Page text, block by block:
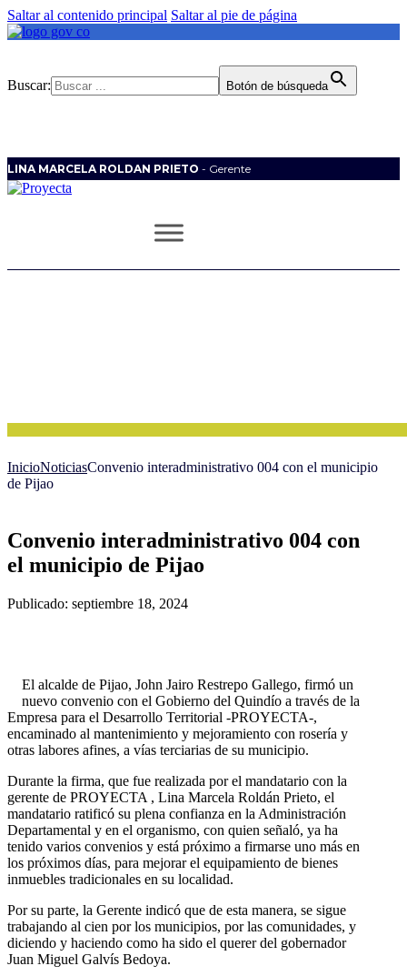
Saltar al contenido principal Saltar al pie de página
Buscar: Botón de búsqueda
LINA MARCELA ROLDAN PRIETO - Gerente
InicioNoticiasConvenio interadministrativo 004 con el municipio
de Pijao
Convenio interadministrativo 004 con
el municipio de Pijao
Publicado: septiembre 18, 2024
El alcalde de Pijao, John Jairo Restrepo Gallego, firmó un
nuevo convenio con el Gobierno del Quindío a través de la
Empresa para el Desarrollo Territorial -PROYECTA-,
encaminado al mantenimiento y mejoramiento con rosería y
otras labores afines, a vías terciarias de su municipio.
Durante la firma, que fue realizada por el mandatario con la
gerente de PROYECTA , Lina Marcela Roldán Prieto, el
mandatario ratificó su plena confianza en la Administración
Departamental y en el organismo, con quien señaló, ya ha
tenido varios convenios y está próximo a firmarse uno más en
los próximos días, para mejorar el equipamiento de bienes
inmuebles tradicionales en su localidad.
Por su parte, la Gerente indicó que de esta manera, se sigue
trabajando al cien por los municipios, por las comunidades, y
diciendo y haciendo como ha sido el querer del gobernador
Juan Miguel Galvís Bedoya.